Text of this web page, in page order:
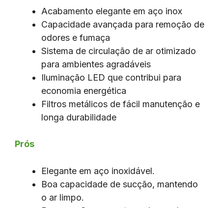
Acabamento elegante em aço inox
Capacidade avançada para remoção de
odores e fumaça
Sistema de circulação de ar otimizado
para ambientes agradáveis
Iluminação LED que contribui para
economia energética
Filtros metálicos de fácil manutenção e
longa durabilidade
Prós
Elegante em aço inoxidável.
Boa capacidade de sucção, mantendo
o ar limpo.